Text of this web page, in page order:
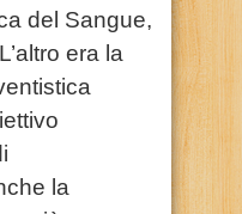
del Sangue,
era la
la